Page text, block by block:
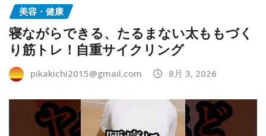
美容・健康
寝ながらできる、たるまない太ももづく
り筋トレ！自重サイクリング
pikakichi2015@gmail.com 8月 3, 2026